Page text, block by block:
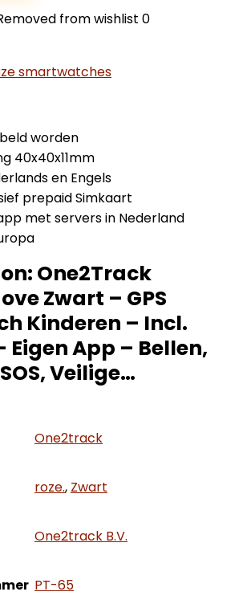
from wishlist 0
smartwatches
worden
40x40x11mm
en Engels
prepaid Simkaart
met servers in Nederland
One2Track
Zwart – GPS
Kinderen – Incl.
App – Bellen,
Veilige…
‎One2track
roze., ‎Zwart
‎One2track B.V.
‎PT-65